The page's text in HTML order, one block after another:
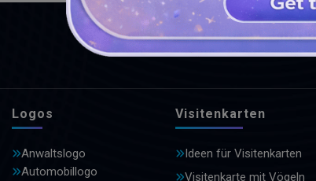
Logos
Anwaltslogo
Automobillogo
Visitenkarten
Ideen für Visitenkarten
Visitenkarte mit Vögeln